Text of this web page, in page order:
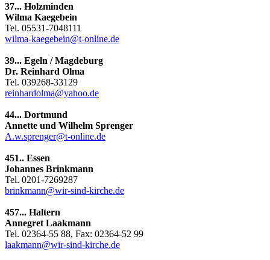
37... Holzminden
Wilma Kaegebein
Tel. 05531-7048111
wilma-kaegebein@t-online.de
39... Egeln / Magdeburg
Dr. Reinhard Olma
Tel. 039268-33129
reinhardolma@yahoo.de
44... Dortmund
Annette und Wilhelm Sprenger
A.w.sprenger@t-online.de
451.. Essen
Johannes Brinkmann
Tel. 0201-7269287
brinkmann@wir-sind-kirche.de
457... Haltern
Annegret Laakmann
Tel. 02364-55 88, Fax: 02364-52 99
laakmann@wir-sind-kirche.de